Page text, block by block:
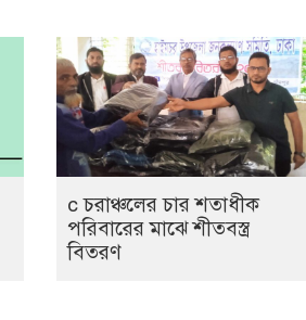
c চরাঞ্চলের চার শতাধীক
পরিবারের মাঝে শীতবস্ত্র
বিতরণ